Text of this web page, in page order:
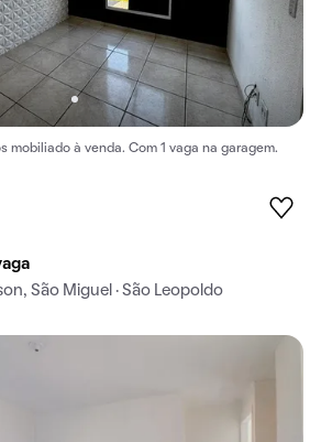
mobiliado à venda. Com 1 vaga na garagem.
São Miguel · São Leopoldo